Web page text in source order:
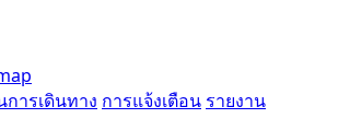
การเดินทาง การแจ้งเตือน รายงาน